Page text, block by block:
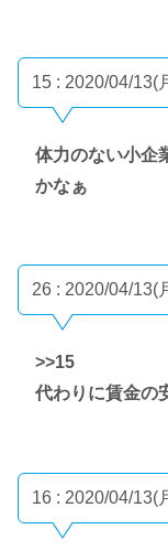
15 : 2020/04/13(
体力のない小企
かなぁ
26 : 2020/04/13(
>>15
代わりに賃金の
16 : 2020/04/13(